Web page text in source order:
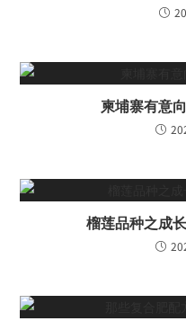
柬埔寨有意
榴莲品种之成